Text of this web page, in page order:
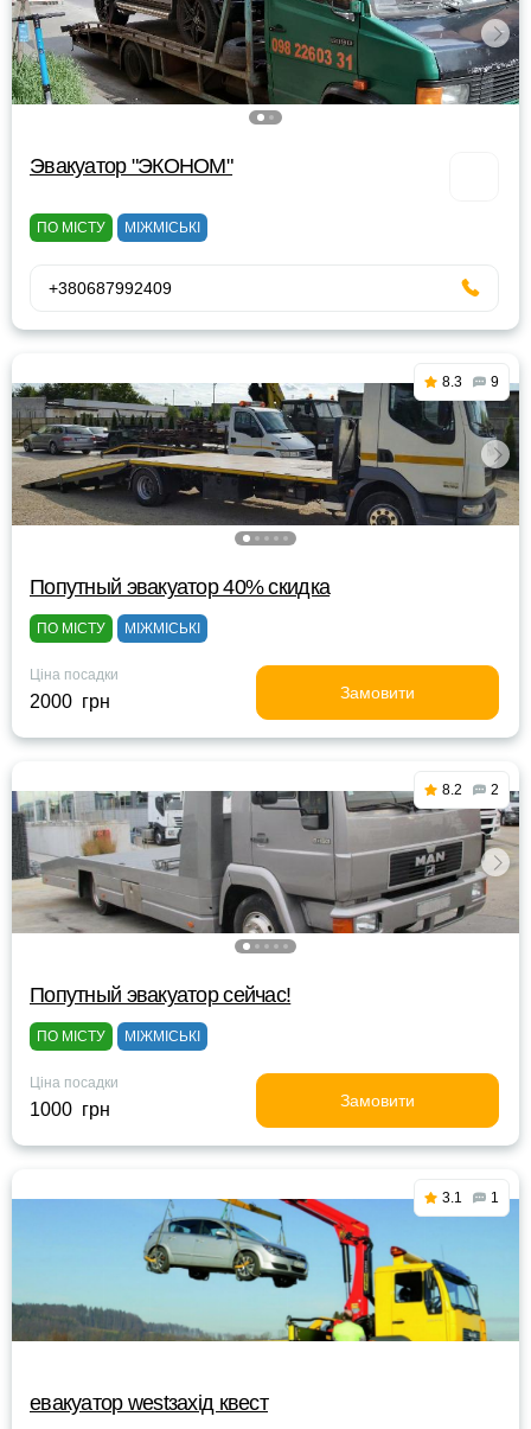
Эвакуатор "ЭКОНОМ"
ПО МІСТУ МІЖМІСЬКІ
+380687992409
8.3 9
Попутный эвакуатор 40% скидка
ПО МІСТУ МІЖМІСЬКІ
Ціна посадки
2000 грн Замовити
8.2 2
Попутный эвакуатор сейчас!
ПО МІСТУ МІЖМІСЬКІ
Ціна посадки
1000 грн Замовити
3.1 1
евакуатор westзахід квест